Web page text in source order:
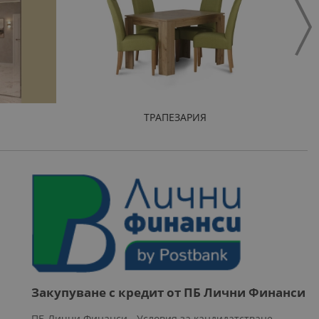
ТРАПЕЗАРИЯ
Закупуване с кредит от ПБ Лични Финанси